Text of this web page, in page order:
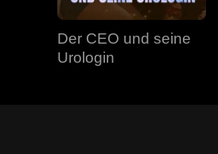
Der CEO und seine
Urologin